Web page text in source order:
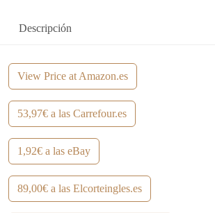
Descripción
View Price at Amazon.es
53,97€ a las Carrefour.es
1,92€ a las eBay
89,00€ a las Elcorteingles.es